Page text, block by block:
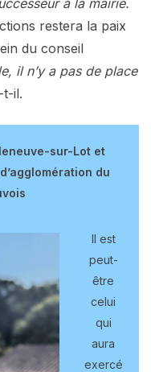
restera la paix
du conseil
il n’y a pas de place
t-il.
sur-Lot et
du
Il est
peut-
être
celui
qui
aura
exercé